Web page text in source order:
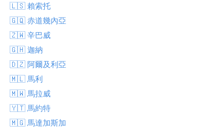
🇱🇸 賴索托
🇬🇶 赤道幾內亞
🇿🇼 辛巴威
🇬🇭 迦納
🇩🇿 阿爾及利亞
🇲🇱 馬利
🇲🇼 馬拉威
🇾🇹 馬約特
🇲🇬 馬達加斯加